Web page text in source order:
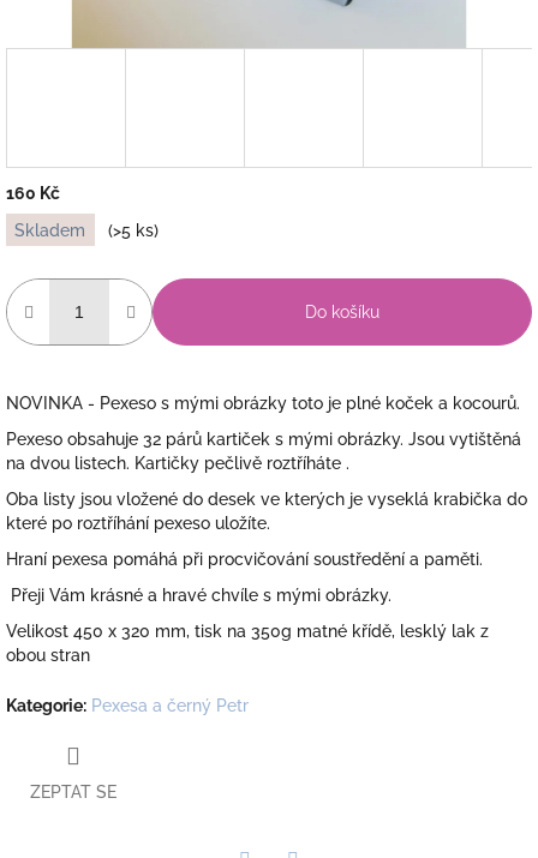
160 Kč
Měrná
cena:
Skladem (>5 ks)
Do košíku
NOVINKA - Pexeso s mými obrázky toto je plné koček a kocourů.
Pexeso obsahuje 32 párů kartiček s mými obrázky. Jsou vytištěná
na dvou listech. Kartičky pečlivě roztříháte .
Oba listy jsou vložené do desek ve kterých je vyseklá krabička do
které po roztříhání pexeso uložíte.
Hraní pexesa pomáhá při procvičování soustředění a paměti.
Přeji Vám krásné a hravé chvíle s mými obrázky.
Velikost 450 x 320 mm, tisk na 350g matné křídě, lesklý lak z
obou stran
Kategorie: Pexesa a černý Petr
ZEPTAT SE